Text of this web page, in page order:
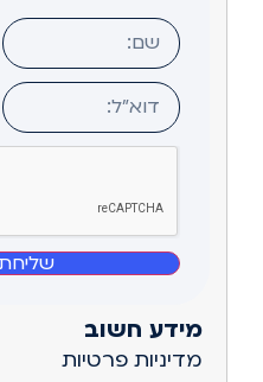
מידע חשוב
מדיניות פרטיות